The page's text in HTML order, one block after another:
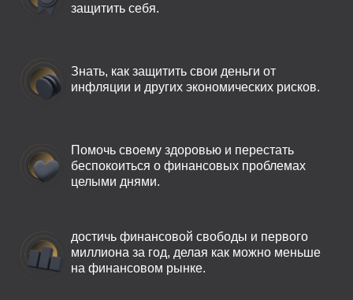
защитить себя.
Знать, как защитить свои деньги от
инфляции и других экономических рисков.
Помочь своему здоровью и перестать
беспокоиться о финансовых проблемах
целыми днями.
достичь финансовой свободы и первого
миллиона за год, делая как можно меньше
на финансовом рынке.